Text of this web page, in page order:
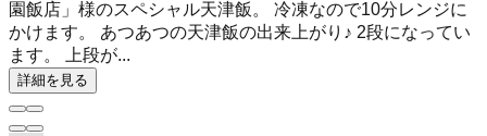
園飯店」様のスペシャル天津飯。 冷凍なので10分レンジに
かけます。 あつあつの天津飯の出来上がり♪ 2段になってい
ます。 上段が...
詳細を見る